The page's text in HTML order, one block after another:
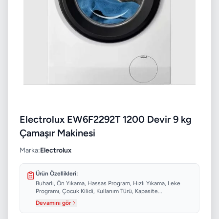
Electrolux EW6F2292T 1200 Devir 9 kg
Çamaşır Makinesi
Marka:Electrolux
Ürün Özellikleri:
Buharlı, Ön Yıkama, Hassas Program, Hızlı Yıkama, Leke
Programı, Çocuk Kilidi, Kullanım Türü, Kapasite...
Devamını gör